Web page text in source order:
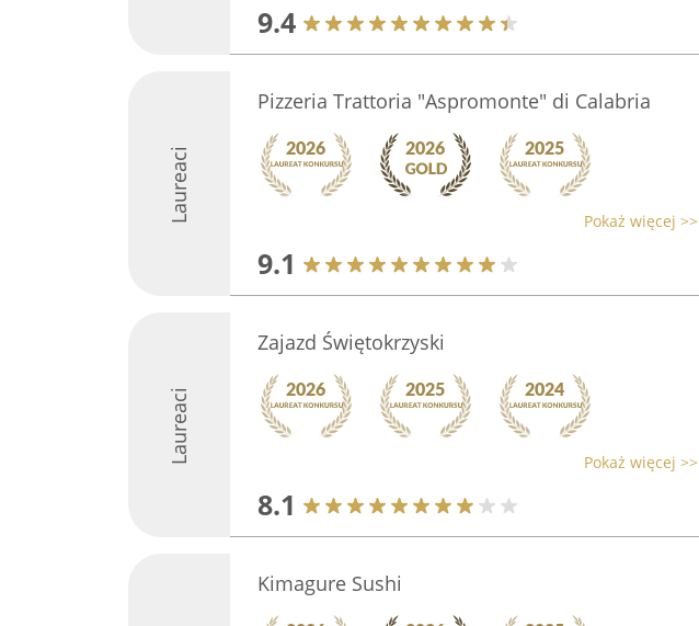
9.4
Laureaci
Pizzeria Trattoria "Aspromonte" di Calabria
Pokaż więcej >>
9.1
Laureaci
Zajazd Świętokrzyski
Pokaż więcej >>
8.1
Kimagure Sushi